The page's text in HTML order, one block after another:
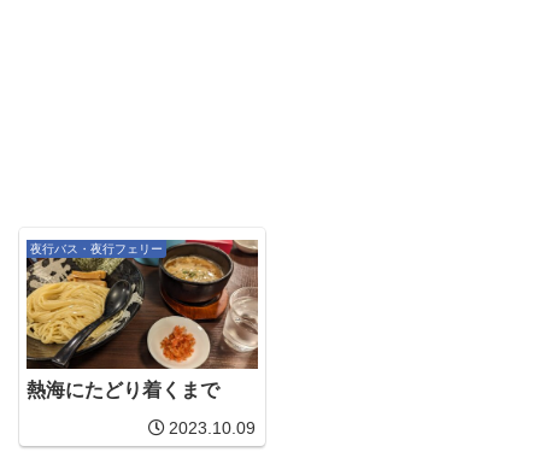
夜行バス・夜行フェリー
熱海にたどり着くまで
2023.10.09